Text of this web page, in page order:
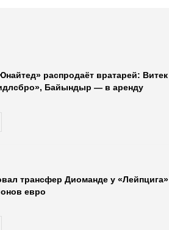
распродаёт вратарей: Витек
Байындыр — в аренду
трансфер Диоманде у «Лейпцига»
евро